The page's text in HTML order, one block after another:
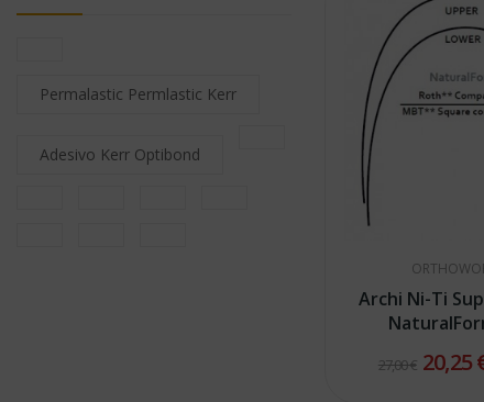
Permalastic Permlastic Kerr
Adesivo Kerr Optibond
Archi Ni-Ti
27,00 € 20,25